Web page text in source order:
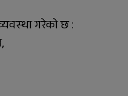
गरेको छ :